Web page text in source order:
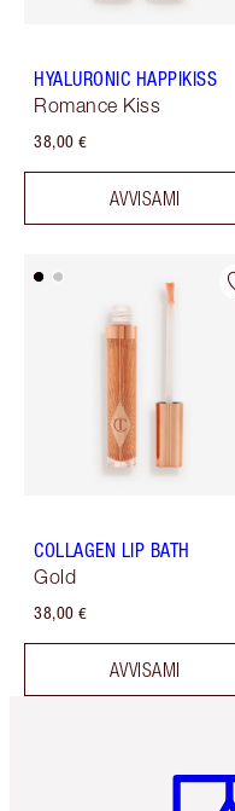
HYALURONIC HAPPIKISS
Romance Kiss
38,00 €
AVVISAMI
COLLAGEN LIP BATH
Gold
38,00 €
AVVISAMI